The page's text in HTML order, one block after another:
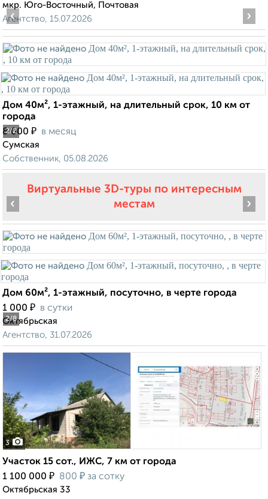
мкр. Юго-Восточный, Почтовая
Агентство, 15.07.2026
2/2
‹ ›
Дом 40м², 1-этажный, на длительный срок, 10 км от
города
8 000 ₽ в месяц
Сумская
Собственник, 05.08.2026
Виртуальные 3D-туры по интересным
местам
2/8
‹ ›
Дом 60м², 1-этажный, посуточно, в черте города
1 000 ₽ в сутки
Октябрьская
Агентство, 31.07.2026
3
Участок 15 сот., ИЖС, 7 км от города
1 100 000 ₽ 800 ₽ за сотку
Октябрьская 33